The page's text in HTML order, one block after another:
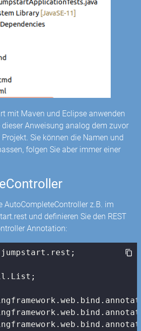
mit Maven und Eclipse anwenden
Anweisung analog dem zuvor
Sie können die Namen und
folgen Sie aber immer einer
AutoCompleteController z.B. im
und definieren Sie den REST
Annotation: